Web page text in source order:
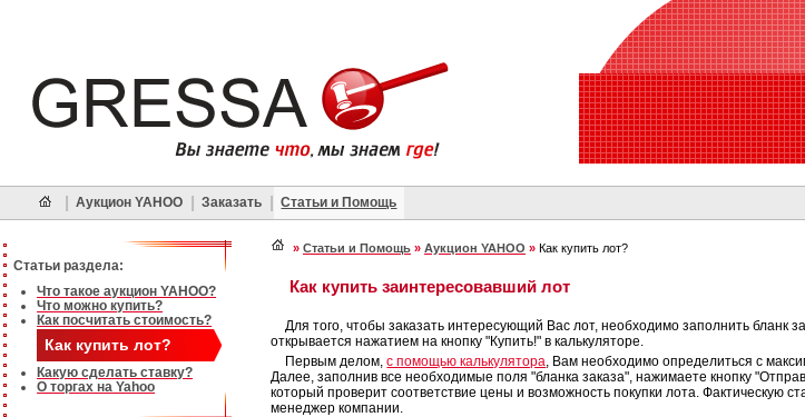
Аукцион YAHOO Заказать Статьи и Помощь
Статьи раздела:
Что такое аукцион YAHOO?
Что можно купить?
Как посчитать стоимость?
Как купить лот?
Какую сделать ставку?
О торгах на Yahoo
» Статьи и Помощь » Аукцион YAHOO » Как купить лот?
Как купить заинтересовавший лот
Для того, чтобы заказать интересующий Вас лот, необходимо заполнить бланк
открывается нажатием на кнопку "Купить!" в калькуляторе.
Первым делом,с помощью калькулятора , Вам необходимо определиться с
Далее, заполнив все необходимые поля "бланка заказа", нажимаете кнопку
который проверит соответствие цены и возможность покупки лота. Фактическую
менеджер компании.